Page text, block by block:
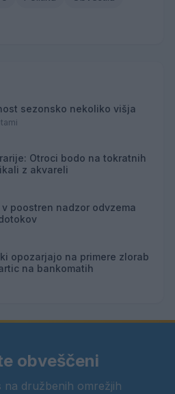
sezonsko nekoliko višja
Otroci bodo na tokratnih
z akvareli
poostren nadzor odvzema
opozarjajo na primere zlorab
na bankomatih
obveščeni
na družbenih omrežjih